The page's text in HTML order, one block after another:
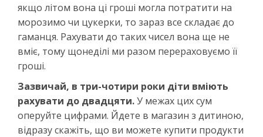
якщо літом вона ці гроші могла потратити на
морозимо чи цукерки, то зараз все складає до
гаманця. Рахувати до таких чисел вона ще не
вміє, тому щонеділі ми разом перераховуємо її
гроші.
Зазвичай, в три-чотири роки діти вміють
рахувати до двадцяти.У межах цих сум
оперуйте цифрами. Йдете в магазин з дитиною,
відразу скажіть, що ви можете купити продукти